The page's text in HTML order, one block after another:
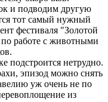
и подводим другую
тот самый нужный
фестиваля "Золотой
работе с животными
подстроится нетрудно.
эпизод можно снять
уж очень не по
из